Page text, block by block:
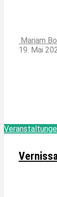
Mariam
19. Mai